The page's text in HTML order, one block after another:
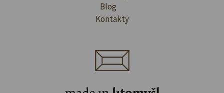
Blog
Kontakty